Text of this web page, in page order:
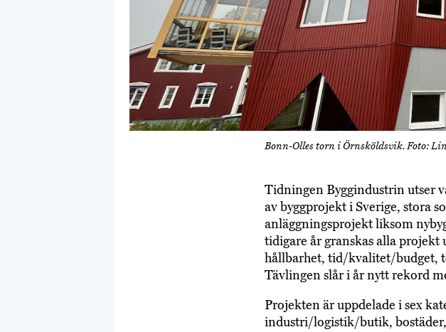
Bonn-Olles torn i Örnsköldsvik. Foto:
Tidningen Byggindustrin utser
av byggprojekt i Sverige, stora
anläggningsprojekt liksom
tidigare år granskas alla
hållbarhet, tid/kvalitet/budget,
Tävlingen slår i år nytt rekord
Projekten är uppdelade i sex
industri/logistik/butik,